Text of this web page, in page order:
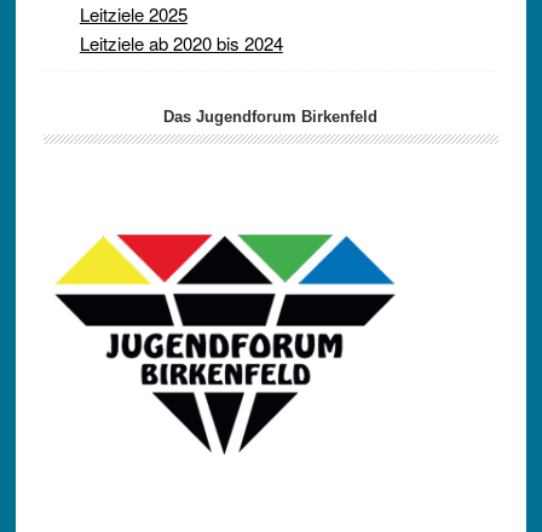
Leitziele 2025
Leitziele ab 2020 bis 2024
Das Jugendforum Birkenfeld